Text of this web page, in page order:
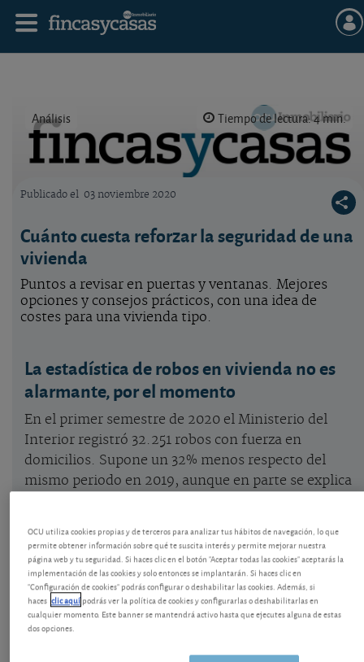
Análisis Tiempo de lectura: 4 min.
Publicado el 03 noviembre 2020
Cuánto cuesta reforzar la seguridad de una
vivienda
Puntos a revisar en puertas y ventanas. Mejores
opciones y consejos prácticos, con una idea de
costes para una vivienda tipo.
La estadística de robos en vivienda no es
alarmante, por el momento
En el primer semestre de 2020 el Ministerio del
Interior registró 32.251 robos con fuerza en
domicilios. Supone un 32% menos respecto del
mismo periodo en 2019, aunque en parte se explica
España no es tan mala como da a entender la
publicidad de algunas empresas, pero es cierto que
podría empeorar debido a la evolución de la crisis
económica y social ligada a la pandemia. La
vulnerabilidad de una vivienda depende en gran
OCU utiliza cookies propias y de terceros para analizar tus hábitos de navegación, lo que
permite obtener información sobre qué te suscita interés y permite mejorar nuestra
página web y tu seguridad. Si haces clic en el botón "Aceptar todas las cookies" aceptarás la
implementación de las cookies y solo entonces se implantarán. Si haces clic en
"Configuración de cookies" podrás configurar o deshabilitar las cookies. Además, si
haces clic aquípodrás ver la política de cookies y configurarlas o deshabilitarlas en
cualquier momento. Este banner se mantendrá activo hasta que ejecutes alguna de estas
dos opciones.